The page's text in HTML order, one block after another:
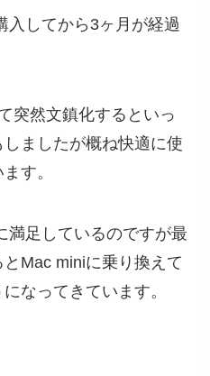
入してから3ヶ月が経過
突然文鎮化するといっ
ましたが概ね快適に使
す。
満足しているのですが最
Mac miniに乗り換えて
なってきています。